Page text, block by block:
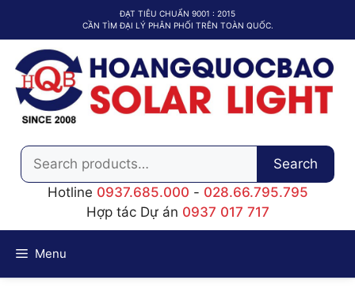
dung
ĐẠT TIÊU CHUẨN 9001 : 2015
CẦN TÌM ĐẠI LÝ PHÂN PHỐI TRÊN TOÀN QUỐC.
Search
for:
Search
Hotline 0937.685.000 - 028.66.795.795
Hợp tác Dự án 0937 017 717
Menu